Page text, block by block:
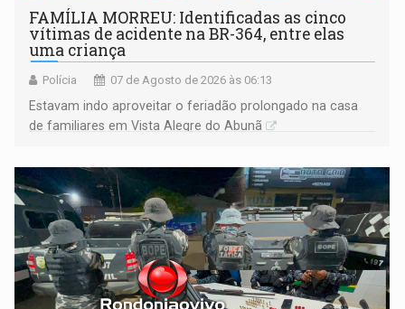
FAMÍLIA MORREU: Identificadas as cinco
vítimas de acidente na BR-364, entre elas
uma criança
Polícia 07 de Agosto de 2026 às 06:13
Estavam indo aproveitar o feriadão prolongado na casa
de familiares em Vista Alegre do Abunã